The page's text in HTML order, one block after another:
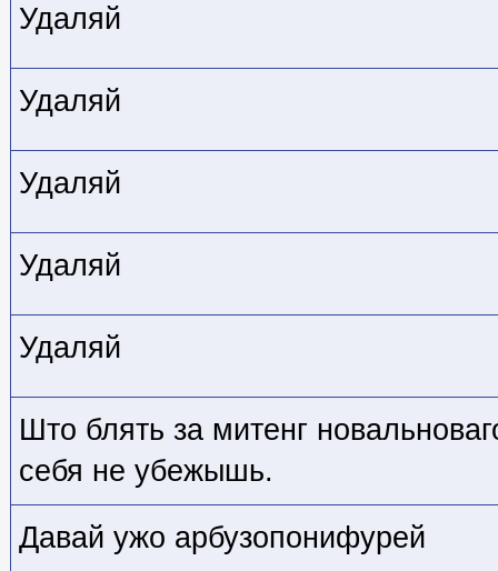
Удаляй
Удаляй
Удаляй
Удаляй
Удаляй
Што блять за митенг
себя не убежышь.
Давай ужо арбузопонифурей